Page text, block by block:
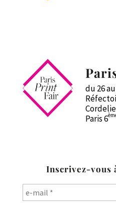
du 26
Paris 6
Inscrivez-vous